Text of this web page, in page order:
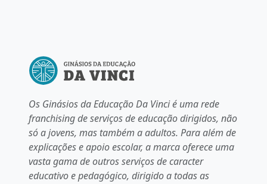
Os Ginásios da Educação Da Vinci é uma rede
franchising de serviços de educação dirigidos, não
só a jovens, mas também a adultos. Para além de
explicações e apoio escolar, a marca oferece uma
vasta gama de outros serviços de caracter
educativo e pedagógico, dirigido a todas as